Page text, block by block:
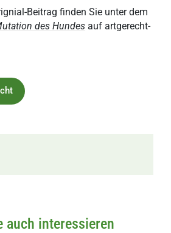
Beitrag finden Sie unter dem
des Hundes auf artgerecht-
auch interessieren